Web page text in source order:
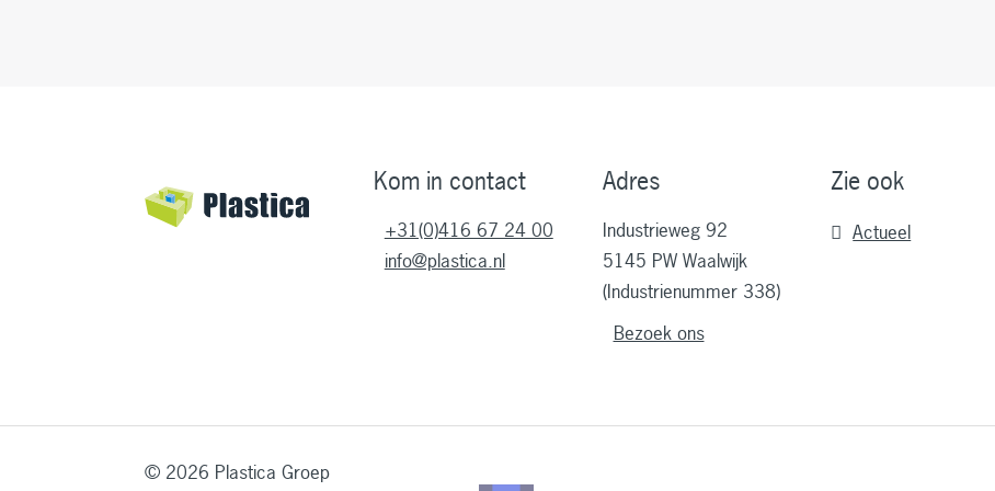
Kom in contact
+31(0)416 67 24 00
info@plastica.nl
Adres
Industrieweg 92
5145 PW Waalwijk
(Industrienummer 338)
Bezoek ons
Zie ook
Actueel
© 2026 Plastica Groep